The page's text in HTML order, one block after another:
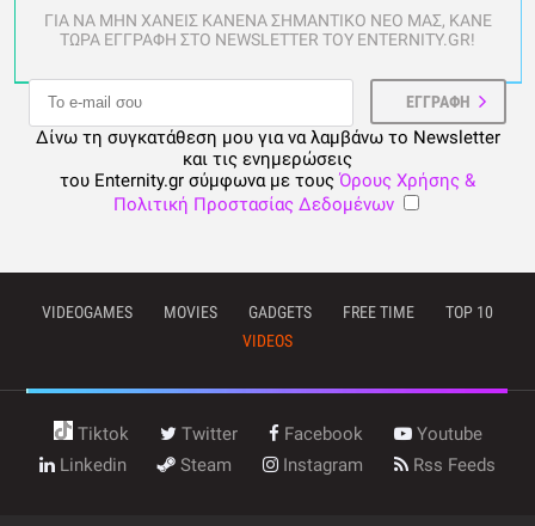
ΓΙΑ ΝΑ ΜΗΝ ΧΑΝΕΙΣ ΚΑΝΕΝΑ ΣΗΜΑΝΤΙΚΟ ΝΕΟ ΜΑΣ, ΚΑΝΕ
ΤΩΡΑ ΕΓΓΡΑΦΗ ΣΤΟ NEWSLETTER ΤΟΥ ENTERNITY.GR!
Δίνω τη συγκατάθεση μου για να λαμβάνω το Newsletter
και τις ενημερώσεις
του Enternity.gr σύμφωνα με τους Όρους Χρήσης &
Πολιτική Προστασίας Δεδομένων
VIDEOGAMES MOVIES GADGETS FREE TIME
TOP 10
VIDEOS
Tiktok Twitter Facebook
Youtube
Linkedin
Steam Instagram Rss Feeds